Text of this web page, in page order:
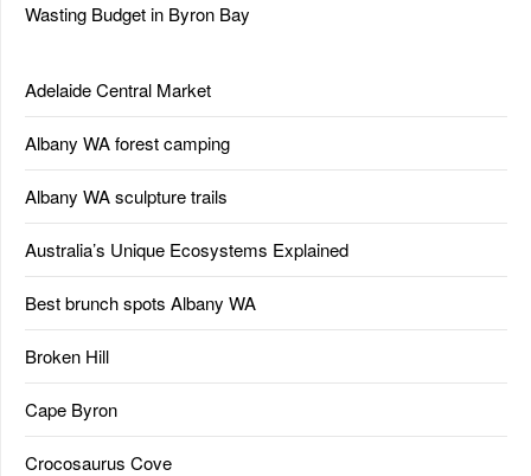
Wasting Budget in Byron Bay
Adelaide Central Market
Albany WA forest camping
Albany WA sculpture trails
Australia’s Unique Ecosystems Explained
Best brunch spots Albany WA
Broken Hill
Cape Byron
Crocosaurus Cove